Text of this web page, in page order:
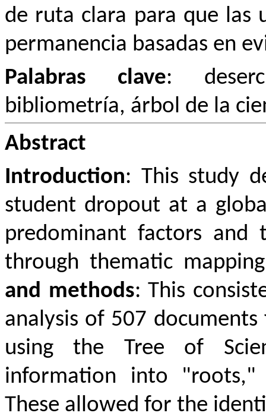
de ruta clara para que las
permanencia basadas en
Palabras clave:
bibliometría, árbol de la
Abstract
Introduction: This study
student dropout at a
predominant factors
through thematic
and methods: This
analysis of 507
using the Tree of
information into
These allowed for the